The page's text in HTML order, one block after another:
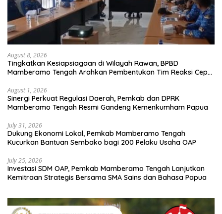
August 8, 2026
Tingkatkan Kesiapsiagaan di Wilayah Rawan, BPBD
Mamberamo Tengah Arahkan Pembentukan Tim Reaksi Cepat
August 1, 2026
Sinergi Perkuat Regulasi Daerah, Pemkab dan DPRK
Mamberamo Tengah Resmi Gandeng Kemenkumham Papua
July 31, 2026
Dukung Ekonomi Lokal, Pemkab Mamberamo Tengah
Kucurkan Bantuan Sembako bagi 200 Pelaku Usaha OAP
July 25, 2026
Investasi SDM OAP, Pemkab Mamberamo Tengah Lanjutkan
Kemitraan Strategis Bersama SMA Sains dan Bahasa Papua